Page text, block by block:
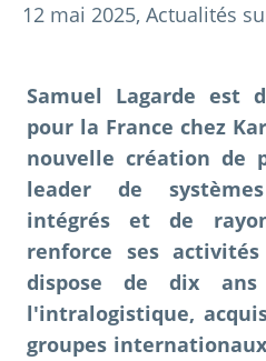
12 mai 2025, Actualités
Samuel Lagarde est
pour la France chez
nouvelle création de
leader de
intégrés et de
renforce ses
dispose de dix ans
l'intralogistique,
groupes